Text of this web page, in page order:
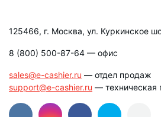
125466, г. Москва, ул. Куркинское
8 (800) 500-87-64 — офис
sales@e-cashier.ru — отдел продаж
support@e-cashier.ru — техническая